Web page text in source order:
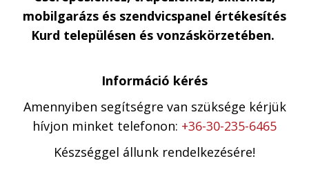
mobilgarázs és szendvicspanel értékesítés
Kurd településen és vonzáskörzetében.
Információ kérés
Amennyiben segítségre van szüksége kérjük
hívjon minket telefonon: +36-30-235-6465
Készséggel állunk rendelkezésére!